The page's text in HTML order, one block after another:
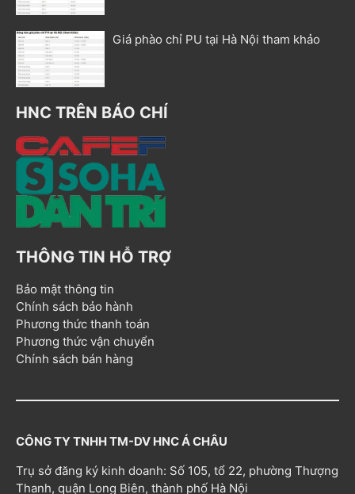
Giá phào chỉ PU tại Hà Nội tham khảo
HNC TRÊN BÁO CHÍ
THÔNG TIN HỖ TRỢ
Bảo mật thông tin
Chính sách bảo hành
Phương thức thanh toán
Phương thức vận chuyển
Chính sách bán hàng
CÔNG TY TNHH TM-DV HNC Á CHÂU
Trụ sở đăng ký kinh doanh: Số 105, tổ 22, phường Thượng
Thanh, quận Long Biên, thành phố Hà Nội